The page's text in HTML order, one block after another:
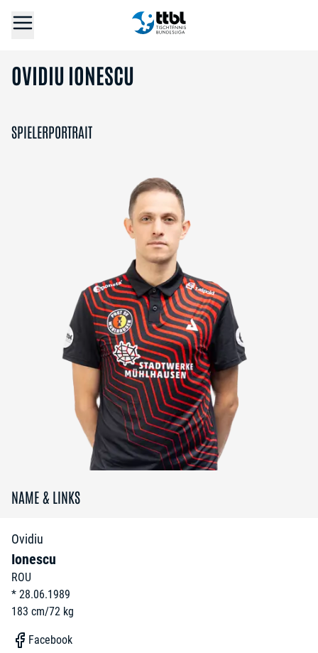
OVIDIU IONESCU
SPIELERPORTRAIT
NAME & LINKS
Ovidiu
Ionescu
ROU
* 28.06.1989
183 cm/72 kg
Facebook